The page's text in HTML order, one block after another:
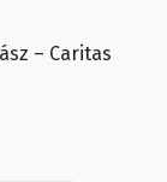
– Caritas